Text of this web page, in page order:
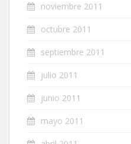
noviembre 2011
octubre 2011
septiembre 2011
julio 2011
junio 2011
mayo 2011